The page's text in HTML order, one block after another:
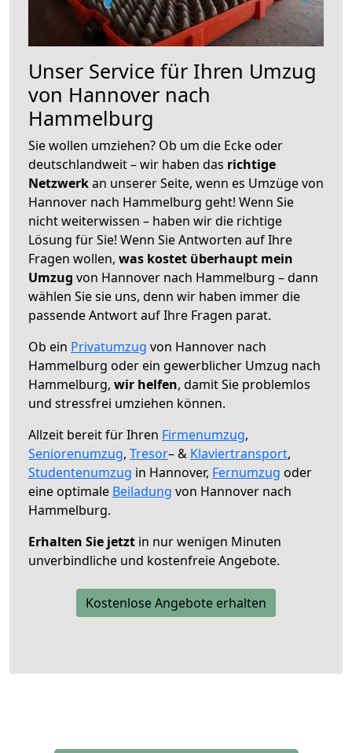
Unser Service für Ihren Umzug
von Hannover nach
Hammelburg
Sie wollen umziehen? Ob um die Ecke oder
deutschlandweit – wir haben das richtige
Netzwerkan unserer Seite, wenn es Umzüge von
Hannover nach Hammelburg geht! Wenn Sie
nicht weiterwissen – haben wir die richtige
Lösung für Sie! Wenn Sie Antworten auf Ihre
Fragen wollen, was kostet überhaupt mein
Umzug von Hannover nach Hammelburg – dann
wählen Sie sie uns, denn wir haben immer die
passende Antwort auf Ihre Fragen parat.
Ob ein Privatumzug von Hannover nach
Hammelburg oder ein gewerblicher Umzug nach
Hammelburg, wir helfen, damit Sie problemlos
und stressfrei umziehen können.
Allzeit bereit für Ihren Firmenumzug,
Seniorenumzug, Tresor– & Klaviertransport,
Studentenumzug in Hannover, Fernumzug oder
eine optimale Beiladung von Hannover nach
Hammelburg.
Erhalten Sie jetzt in nur wenigen Minuten
unverbindliche und kostenfreie Angebote.
Kostenlose Angebote erhalten